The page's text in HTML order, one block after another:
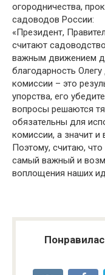
огородничества,
садоводов России:
«Президент,
считают
важным движением
благодарность
комиссии – это
упорства, его
вопросы решаются
обязательны для
комиссии, а значит и
Поэтому, считаю,
самый важный и
воплощения наших